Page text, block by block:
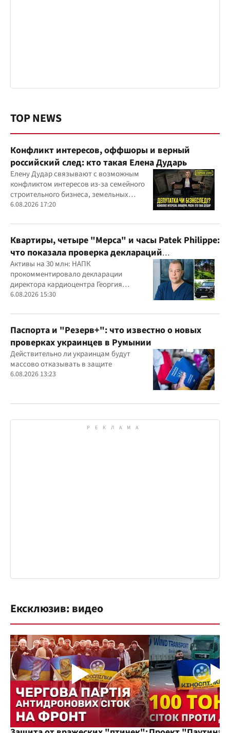
TOP NEWS
Конфликт интересов, оффшоры и верный
российский след: кто такая Елена Дударь
Елену Дудар связывают с возможным
конфликтом интересов из-за семейного
строительного бизнеса, земельных
скандалов, судебных дел
6.08.2026 17:20
Квартиры, четыре "Мерса" и часы Patek Philippe:
что показала проверка деклараций
руководителя детского кардиоцентра
Маньковского и что говорит НАПК?
Активы на 30 млн: НАПК
прокомментировало декларации
директора кардиоцентра Георгия
Маньковского
6.08.2026 15:30
Паспорта и "Резерв+": что известно о новых
проверках украинцев в Румынии
Действительно ли украинцам будут
массово отказывать в защите
6.08.2026 13:23
Ексклюзив: видео